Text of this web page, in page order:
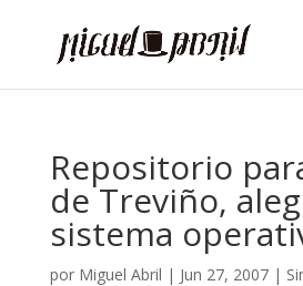
Repositorio
de Treviño,
sistema
por Miguel Abril | Jun 27, 2007|